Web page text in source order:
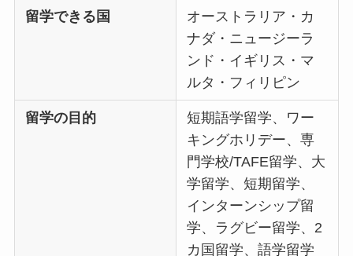
留学できる国
オーストラリア・カ
ナダ・ニュージーラ
ンド・イギリス・マ
ルタ・フィリピン
留学の目的
短期語学留学、ワー
キングホリデー、専
門学校/TAFE留学、大
学留学、短期留学、
インターンシップ留
学、ラグビー留学、2
カ国留学、語学留学